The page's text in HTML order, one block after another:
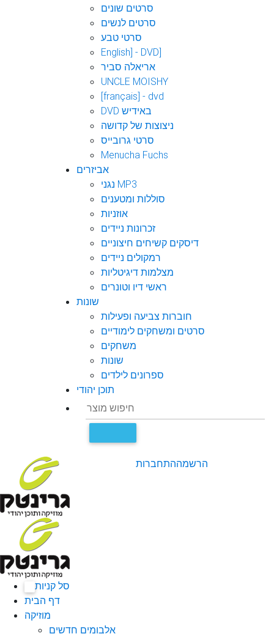
סרטים שונים
סרטים לנשים
סרטי טבע
English] - DVD]
אריאלה סביר
UNCLE MOISHY
[français] - dvd
DVD באידיש
ניצוצות של קדושה
סרטי גרובייס
Menucha Fuchs
אביזרים
נגני MP3
סוללות ומטענים
אוזניות
זכרונות ניידים
דיסקים קשיחים חיצוניים
רמקולים ניידים
מצלמות דיגיטליות
ראשי דיו וטונרים
שונות
חוברות צביעה ופעילות
סרטים ומשחקים לימודיים
משחקים
שונות
ספרונים לילדים
תוכן יהודי
התחברותהרשמה
סל קניות
דף הבית
מוזיקה
אלבומים חדשים